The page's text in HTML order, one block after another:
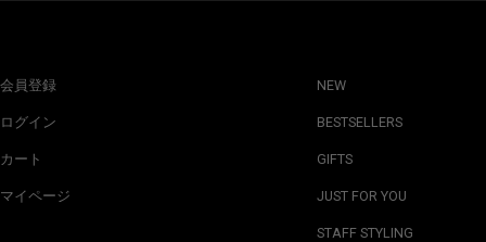
会員登録
ログイン
カート
マイページ
NEW
BESTSELLERS
GIFTS
JUST FOR YOU
STAFF STYLING